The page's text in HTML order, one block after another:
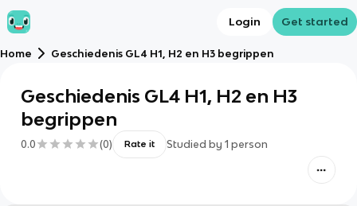
Login Get started
Home Geschiedenis GL4 H1, H2 en H3 begrippen
Geschiedenis GL4 H1, H2 en H3
begrippen
0.0 (0) Rate it Studied by 1 person